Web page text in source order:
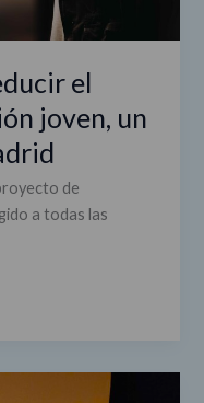
el
joven, un
de
a todas las